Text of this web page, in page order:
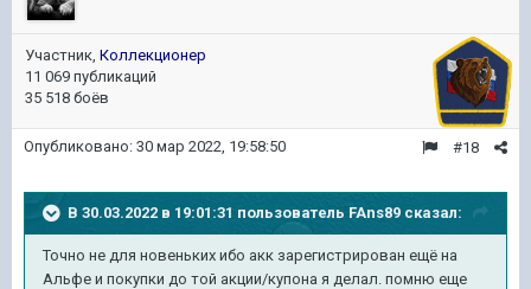
Участник, Коллекционер
11 069 публикаций
35 518 боёв
#18
Опубликовано: 30 мар 2022, 19:58:50
В 30.03.2022 в 19:01:31 пользователь FAns89 сказал:
Точно не для новеньких ибо акк зарегистрирован ещё на
Альфе и покупки до той акции/купона я делал. помню еще